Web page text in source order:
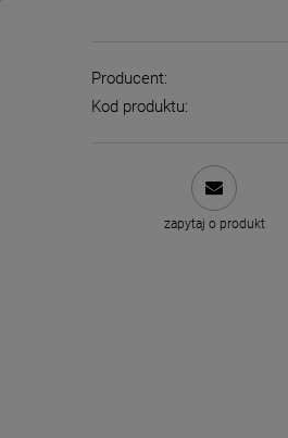
Producent:
Kod produktu:
zapytaj o produkt